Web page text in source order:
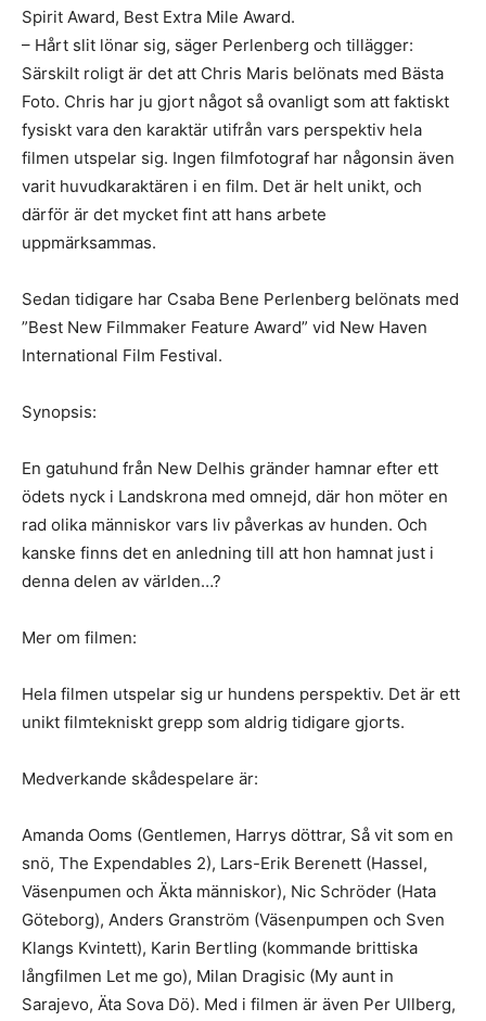
Spirit Award, Best Extra Mile Award.
– Hårt slit lönar sig, säger Perlenberg och tillägger:
Särskilt roligt är det att Chris Maris belönats med Bästa
Foto. Chris har ju gjort något så ovanligt som att faktiskt
fysiskt vara den karaktär utifrån vars perspektiv hela
filmen utspelar sig. Ingen filmfotograf har någonsin även
varit huvudkaraktären i en film. Det är helt unikt, och
därför är det mycket fint att hans arbete
uppmärksammas.
Sedan tidigare har Csaba Bene Perlenberg belönats med
”Best New Filmmaker Feature Award” vid New Haven
International Film Festival.
Synopsis:
En gatuhund från New Delhis gränder hamnar efter ett
ödets nyck i Landskrona med omnejd, där hon möter en
rad olika människor vars liv påverkas av hunden. Och
kanske finns det en anledning till att hon hamnat just i
denna delen av världen…?
Mer om filmen:
Hela filmen utspelar sig ur hundens perspektiv. Det är ett
unikt filmtekniskt grepp som aldrig tidigare gjorts.
Medverkande skådespelare är:
Amanda Ooms (Gentlemen, Harrys döttrar, Så vit som en
snö, The Expendables 2), Lars-Erik Berenett (Hassel,
Väsenpumen och Äkta människor), Nic Schröder (Hata
Göteborg), Anders Granström (Väsenpumpen och Sven
Klangs Kvintett), Karin Bertling (kommande brittiska
långfilmen Let me go), Milan Dragisic (My aunt in
Sarajevo, Äta Sova Dö). Med i filmen är även Per Ullberg,